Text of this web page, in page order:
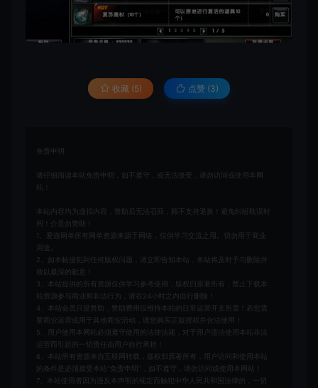
收藏 (5) 点赞 (3)
免责申明
请仔细阅读本站免责申明，如不遵守，或无法接受，请勿访问或使用本网
站！
本站内容均为虚拟内容，赞助后无法召回，顾不支持退换！避免纠纷耽误时
间！介意勿赞助！
1、爱游网单所有网单资源来源于网络，仅供学习交流之用。切勿用于商业
用途。
2、如本帖侵犯到任何版权问题，请立即告知本站，本站将及时予与删除并
致以最深的歉意！
3、本站提供的所有资源仅供学习参考使用，版权归原著所有，禁止下载本
站资源参与商业和非法行为，请在24小时之内自行删除！
4、本站会员只是赞助，赞助费用仅维持本站的日常运营开支所需！若您需
要商业运营或用于其他商业活动，请您购买正版授权并合法使用！
5、用户使用本网站必须遵守使用的法律法规，对于用户违法使用本站非法
运营而引起的一切责任由用户自行承担！
6、本站所有资源来自互联网转载，版权归原著所有，用户访问和使用本站
的条件是必须接受本站“免责申明”，如不遵守，请勿访问或使用本网站！
7、本站使用者因为违反本声明的规定而触犯中华人民共和国法律的，一切